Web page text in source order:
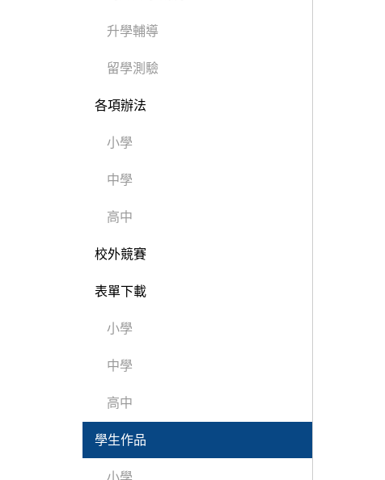
升學輔導
留學測驗
各項辦法
小學
中學
高中
校外競賽
表單下載
小學
中學
高中
學生作品